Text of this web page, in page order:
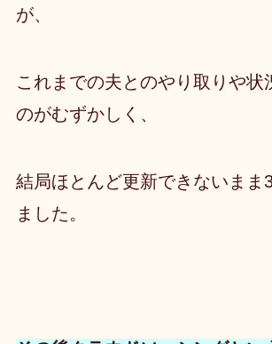
が、
これまでの夫とのやり取りや状
のがむずかしく、
結局ほとんど更新できないまま
ました。